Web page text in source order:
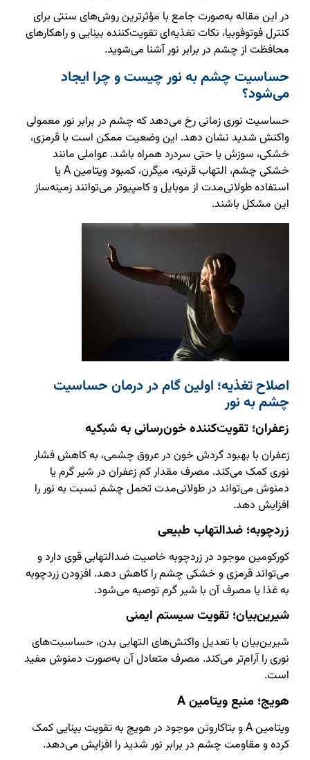
در این مقاله به‌صورت جامع با مؤثرترین روش‌های سنتی برای
کنترل فوتوفوبیا، نکات تغذیه‌ای تقویت‌کننده بینایی و راهکارهای
محافظت از چشم در برابر نور آشنا می‌شوید.
حساسیت چشم به نور چیست و چرا ایجاد
می‌شود؟
حساسیت نوری زمانی رخ می‌دهد که چشم در برابر نور معمولی
واکنش شدید نشان دهد. این وضعیت ممکن است با قرمزی،
خشکی، سوزش یا حتی سردرد همراه باشد. عواملی مانند
خشکی چشم، التهاب قرنیه، میگرن، کمبود ویتامین A یا
استفاده طولانی‌مدت از موبایل و کامپیوتر می‌توانند زمینه‌ساز
این مشکل باشند.
اصلاح تغذیه؛ اولین گام در درمان حساسیت
چشم به نور
زعفران؛ تقویت‌کننده خون‌رسانی به شبکیه
زعفران با بهبود گردش خون در عروق چشمی، به کاهش فشار
نوری کمک می‌کند. مصرف مقدار کم زعفران در شیر گرم یا
دمنوش می‌تواند در طولانی‌مدت تحمل چشم نسبت به نور را
افزایش دهد.
زردچوبه؛ ضدالتهاب طبیعی
کورکومین موجود در زردچوبه خاصیت ضدالتهابی قوی دارد و
می‌تواند قرمزی و خشکی چشم را کاهش دهد. افزودن زردچوبه
به غذا یا مصرف آن با شیر گرم توصیه می‌شود.
شیرین‌بیان؛ تقویت سیستم ایمنی
شیرین‌بیان با تعدیل واکنش‌های التهابی بدن، حساسیت‌های
نوری را آرام‌تر می‌کند. مصرف متعادل آن به‌صورت دمنوش مفید
است.
هویج؛ منبع ویتامین A
ویتامین A و بتاکاروتن موجود در هویج به تقویت بینایی کمک
کرده و مقاومت چشم در برابر نور شدید را افزایش می‌دهد.